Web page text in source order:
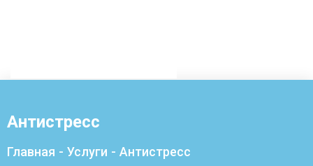
Антистресс
Главная - Услуги - Антистресс